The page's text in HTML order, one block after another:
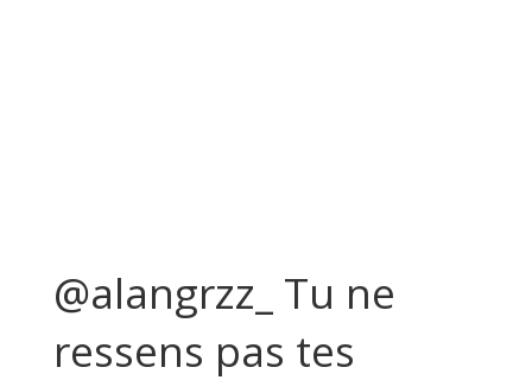
@alangrzz_ Tu ne
ressens pas tes